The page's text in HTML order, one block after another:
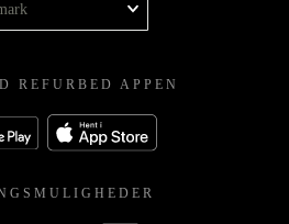
REFURBED APPEN